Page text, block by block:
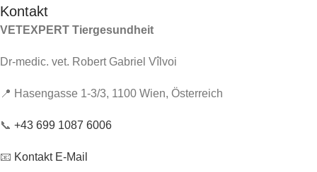
Kontakt
VETEXPERT Tiergesundheit
Dr-medic. vet. Robert Gabriel Vîlvoi
📍 Hasengasse 1-3/3, 1100 Wien, Österreich
📞 +43 699 1087 6006
📧 Kontakt E-Mail